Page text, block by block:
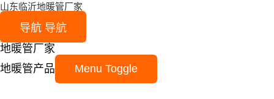
山东临沂地暖管厂家
导航 导航
地暖管厂家
地暖管产品
Menu Toggle